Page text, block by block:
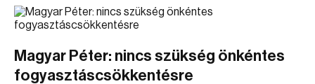
Magyar Péter: nincs szükség önkéntes
fogyasztáscsökkentésre